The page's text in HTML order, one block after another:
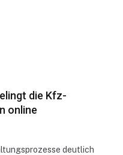
die Kfz-
online
deutlich